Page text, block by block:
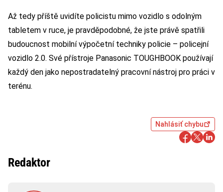
Až tedy příště uvidíte policistu mimo vozidlo s odolným
tabletem v ruce, je pravděpodobné, že jste právě spatřili
budoucnost mobilní výpočetní techniky policie – policejní
vozidlo 2.0. Své přístroje Panasonic TOUGHBOOK používají
každý den jako nepostradatelný pracovní nástroj pro práci v
terénu.
Nahlásiť chybu
Redaktor